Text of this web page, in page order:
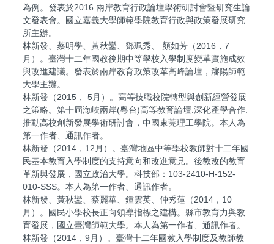
為例。發表於2016 兩岸教育行政論壇學術研討會暨研究生論
文發表會。國立嘉義大學師範學院教育行政與政策發展研究
所主辦。
林新發、蔡明學、黃秋鑾、鄧珮秀、 顏如芳（2016，7
月）。臺灣十二年國教後期中等學校入學制度變革實施成效
與改進建議。發表於兩岸教育政策改革高峰論壇，瀋陽師範
大學主辦。
林新發（2015， 5月）。高等技職校院轉型與創新經營發展
之策略。第十屆海峽兩岸(粵台)高等教育論壇:深化產學合作.
推動高校創新發展學術研討會，中國東莞理工學院。本人為
第一作者、通訊作者。
林新發（2014，12月）。臺灣地區中等學校教師對十二年國
民基本教育入學制度的支持意向和改進意見。後教改的教育
革新與發展，國立政治大學。科技部：103-2410-H-152-
010-SSS。本人為第一作者、通訊作者。
林新發、黃秋鑾、蔡麗華、鍾雲英、仲秀蓮（2014，10
月）。國民小學校長正向領導指標之建構。縣市教育力與教
育發展，國立臺灣師範大學。本人為第一作者、通訊作者。
林新發（2014，9月）。臺灣十二年國教入學制度及教師教